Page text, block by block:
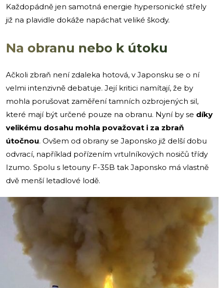
Každopádně jen samotná energie hypersonické střely
již na plavidle dokáže napáchat veliké škody.
Na obranu nebo k útoku
Ačkoli zbraň není zdaleka hotová, v Japonsku se o ní
velmi intenzivně debatuje. Její kritici namítají, že by
mohla porušovat zaměření tamních ozbrojených sil,
které mají být určené pouze na obranu. Nyní by se díky
velikému dosahu mohla považovat i za zbraň
útočnou. Ovšem od obrany se Japonsko již delší dobu
odvrací, například pořízením vrtulníkových nosičů třídy
Izumo. Spolu s letouny F-35B tak Japonsko má vlastně
dvě menší letadlové lodě.